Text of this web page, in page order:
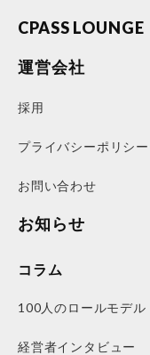
CPASS LOUNGE
運営会社
採用
プライバシーポリシー
お問い合わせ
お知らせ
コラム
100人のロールモデル
経営者インタビュー